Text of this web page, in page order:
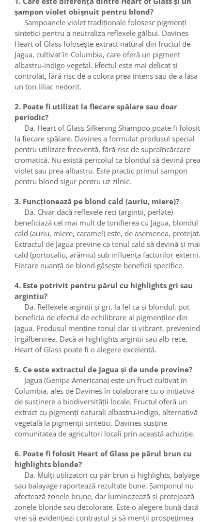
șampon violet obișnuit pentru blond?
Șampoanele violet tradiționale folosesc pigmenți
sintetici pentru a neutraliza reflexele gălbui. Davines
Heart of Glass folosește extract natural din fructul de
Jagua, cultivat în Columbia, care oferă un pigment
albastru-indigo vegetal. Efectul este mai delicat și
controlat, fără risc de a colora prea intens sau de a lăsa
un ton liliac nedorit.
2. Poate fi utilizat la fiecare spălare sau doar
periodic?
Da, Heart of Glass Silkening Shampoo poate fi folosit
la fiecare spălare. Davines a formulat produsul special
pentru utilizare frecventă, fără risc de supraîncărcare
cromatică. Nu există pericolul ca blondul să devină prea
violet sau prea albastru. Este practic primul șampon
pentru blond sigur pentru uz zilnic.
3. Funcționează pe blond cald (auriu, miere)?
Da. Chiar dacă reflexele reci (argintii, perlate)
beneficiază cel mai mult de tonifierea cu Jagua, blondul
cald (auriu, miere, caramel) este, de asemenea, protejat.
Extractul de Jagua previne ca tonul cald să devină și mai
cald (portocaliu, arămiu) sub influența factorilor externi.
Fiecare nuanță de blond găsește beneficii specifice.
4. Este potrivit pentru părul cu highlights gri sau
argintiu?
Da. Reflexele argintii și gri, la fel ca și blondul, pot
beneficia de efectul de echilibrare al pigmenților din
Jagua. Produsul menține tonul clar și vibrant, prevenind
îngălbenirea. Dacă ai highlights argintii sau alb-rece,
Heart of Glass poate fi o alegere excelentă.
5. Ce este extractul de Jagua și de unde provine?
Jagua (Genipa Americana) este un fruct cultivat în
Columbia, ales de Davines în colaborare cu o inițiativă
de susținere a biodiversității locale. Fructul oferă un
extract cu pigmenți naturali albastru-indigo, alternativă
vegetală la pigmenții sintetici. Davines susține
comunitatea de agricultori locali prin această achiziție.
6. Poate fi folosit Heart of Glass pe părul brun cu
highlights blonde?
Da. Mulți utilizatori cu păr brun și highlights, balyage
sau balayage raportează rezultate bune. Șamponul nu
afectează zonele brune, dar luminozează și protejează
zonele blonde sau decolorate. Este o alegere bună dacă
vrei să evidențiezi contrastul și să menții prospețimea